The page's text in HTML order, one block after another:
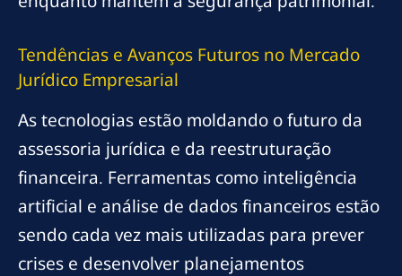
Tendências e Avanços Futuros no Mercado
Jurídico Empresarial
As tecnologias estão moldando o futuro da
assessoria jurídica e da reestruturação
financeira. Ferramentas como inteligência
artificial e análise de dados financeiros estão
sendo cada vez mais utilizadas para prever
crises e desenvolver planejamentos